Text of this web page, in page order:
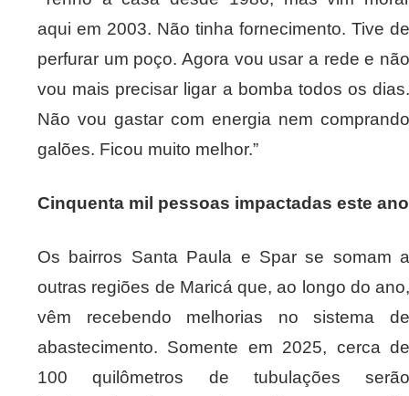
aqui em 2003. Não tinha fornecimento. Tive de
perfurar um poço. Agora vou usar a rede e não
vou mais precisar ligar a bomba todos os dias.
Não vou gastar com energia nem comprando
galões. Ficou muito melhor.”
Cinquenta mil pessoas impactadas este ano
Os bairros Santa Paula e Spar se somam a
outras regiões de Maricá que, ao longo do ano,
vêm recebendo melhorias no sistema de
abastecimento. Somente em 2025, cerca de
100 quilômetros de tubulações serão